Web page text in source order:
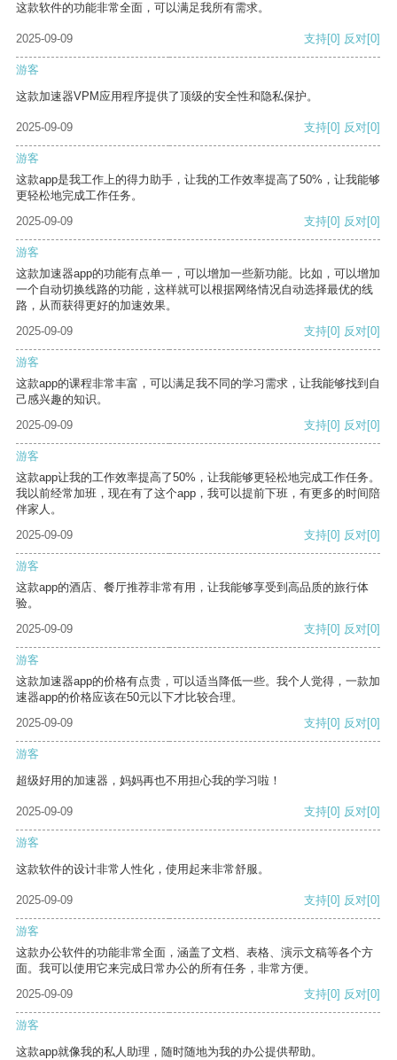
这款软件的功能非常全面，可以满足我所有需求。
2025-09-09 支持[0] 反对[0]
游客
这款加速器VPM应用程序提供了顶级的安全性和隐私保护。
2025-09-09 支持[0] 反对[0]
游客
这款app是我工作上的得力助手，让我的工作效率提高了50%，让我能够
更轻松地完成工作任务。
2025-09-09
支持[0] 反对[0]
游客
这款加速器app的功能有点单一，可以增加一些新功能。比如，可以增加
一个自动切换线路的功能，这样就可以根据网络情况自动选择最优的线
路，从而获得更好的加速效果。
2025-09-09
支持[0] 反对[0]
游客
这款app的课程非常丰富，可以满足我不同的学习需求，让我能够找到自
己感兴趣的知识。
2025-09-09
支持[0] 反对[0]
游客
这款app让我的工作效率提高了50%，让我能够更轻松地完成工作任务。
我以前经常加班，现在有了这个app，我可以提前下班，有更多的时间陪
伴家人。
2025-09-09
支持[0] 反对[0]
游客
这款app的酒店、餐厅推荐非常有用，让我能够享受到高品质的旅行体
验。
2025-09-09
支持[0] 反对[0]
游客
这款加速器app的价格有点贵，可以适当降低一些。我个人觉得，一款加
速器app的价格应该在50元以下才比较合理。
2025-09-09
支持[0] 反对[0]
游客
超级好用的加速器，妈妈再也不用担心我的学习啦！
2025-09-09 支持[0] 反对[0]
游客
这款软件的设计非常人性化，使用起来非常舒服。
2025-09-09 支持[0] 反对[0]
游客
这款办公软件的功能非常全面，涵盖了文档、表格、演示文稿等各个方
面。我可以使用它来完成日常办公的所有任务，非常方便。
2025-09-09
支持[0] 反对[0]
游客
这款app就像我的私人助理，随时随地为我的办公提供帮助。